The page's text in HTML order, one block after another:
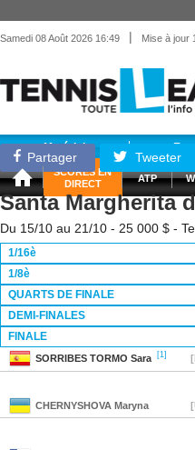
Samedi 08 Août 2026 16:49 | Mise à jour
Matériel
SCORES EN
DIRECT
ATP
Partager Tweeter
Santa Margherita
Du 15/10 au 21/10 - 25 000 $ -
1/16è
1/8è
QUARTS DE FINALE
DEMI-FINALES
FINALE
SORRIBES TORMO Sara [1]
CHERNYSHOVA Maryna